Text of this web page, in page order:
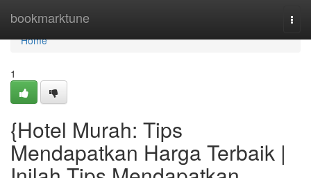
bookmarktune
Home
Home
1
{Hotel Murah: Tips
Mendapatkan Harga Terbaik |